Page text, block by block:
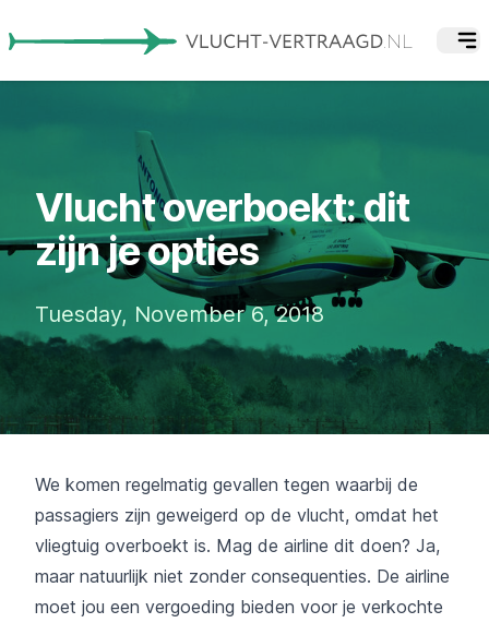
Vlucht overboekt: dit
zijn je opties
Tuesday, November 6, 2018
We komen regelmatig gevallen tegen waarbij de
passagiers zijn geweigerd op de vlucht, omdat het
vliegtuig overboekt is. Mag de airline dit doen? Ja,
maar natuurlijk niet zonder consequenties. De airline
moet jou een vergoeding bieden voor je verkochte